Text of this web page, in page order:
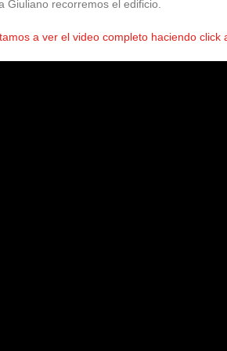
Giuliano recorremos el edificio.
a ver el video completo haciendo click